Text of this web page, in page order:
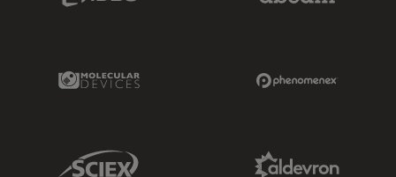
Molecular Devices Link
Sciex Link